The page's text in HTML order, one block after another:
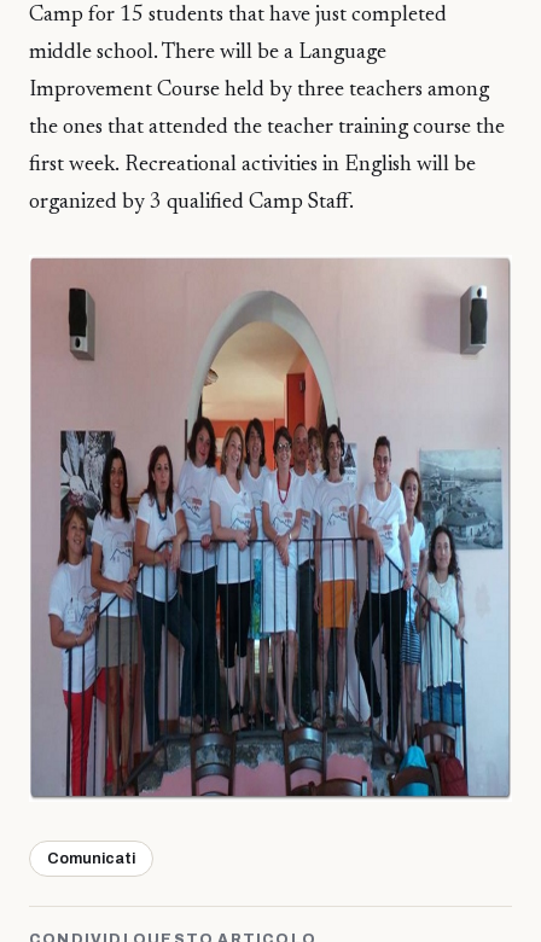
Camp for 15 students that have just completed
middle school. There will be a Language
Improvement Course held by three teachers among
the ones that attended the teacher training course the
first week. Recreational activities in English will be
organized by 3 qualified Camp Staff.
Comunicati